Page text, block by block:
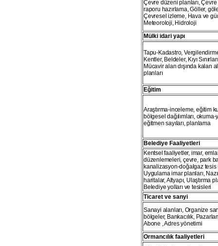
Çevre düzeni planları,
raporu hazırlama, Göller,
Çevresel izleme, Hava ve
Meteoroloji, Hidroloji
Mülki idari yapı
Tapu-Kadastro,
Kentler, Beldeler, Kıyı
Mücavir alan dışında kalan
planları
Eğitim
Araştırma-inceleme, eğitim
bölgesel dağılımları,
eğitmen sayıları, planlama
Belediye Faaliyetleri
Kentsel faaliyetler, imar,
düzenlemeleri, çevre, park
kanalizasyon-doğalgaz
Uygulama imar planları,
haritalar, Altyapı, Ulaştırma
Belediye yolları ve tesisleri
Ticaret ve sanyi
Sanayi alanları, Organize
bölgeler, Bankacılık,
Abone , Adres yönetimi
Ormancılık faaliyetleri